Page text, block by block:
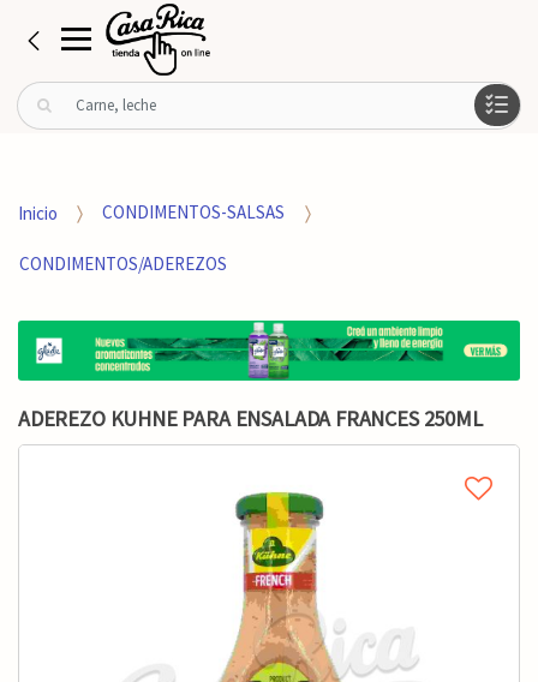
B
u
r
o
:
Inicio CONDIMENTOS-SALSAS
CONDIMENTOS/ADEREZOS
ADEREZO KUHNE PARA ENSALADA FRANCES 250ML